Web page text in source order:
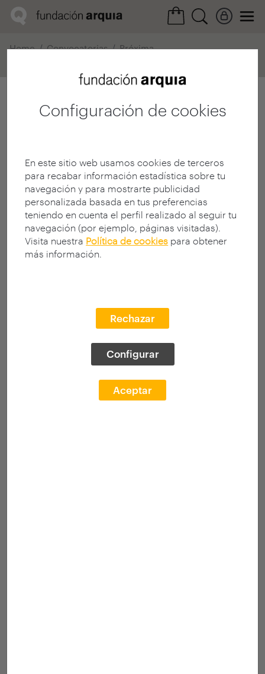
Configuración de cookies
En este sitio web usamos cookies de terceros
para recabar información estadística sobre tu
navegación y para mostrarte publicidad
personalizada basada en tus preferencias
teniendo en cuenta el perfil realizado al seguir tu
navegación (por ejemplo, páginas visitadas).
Visita nuestra Política de cookies para obtener
más información.
Rechazar
Configurar
Aceptar
Home Convocatorias
Próxima